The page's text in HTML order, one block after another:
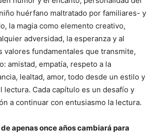
huérfano maltratado por familiares- y
la magia como elemento creativo,
adversidad, la esperanza y al
valores fundamentales que transmite,
amistad, empatía, respeto a la
lealtad, amor, todo desde un estilo y
lectura. Cada capítulo es un desafío y
a continuar con entusiasmo la lectura.
apenas once años cambiará para